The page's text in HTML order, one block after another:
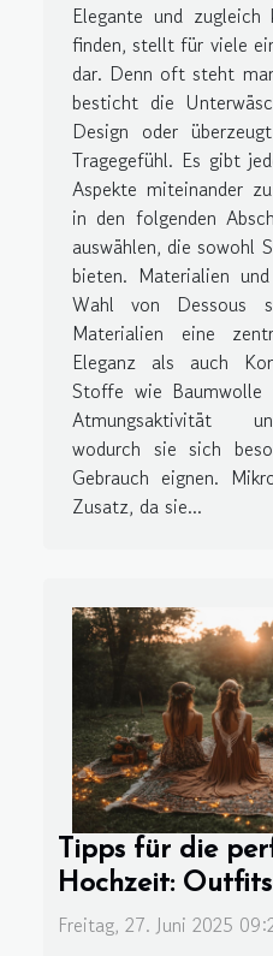
Elegante und
finden, stellt für viele
dar. Denn oft steht
besticht die
Design oder
Tragegefühl. Es gibt
Aspekte miteinander
in den folgenden
auswählen, die sowohl
bieten. Materialien
Wahl von Dessous
Materialien eine
Eleganz als auch
Stoffe wie Baumwolle
Atmungsaktivität
wodurch sie sich
Gebrauch eignen.
Zusatz, da sie...
Tipps für die
Hochzeit:
Freitag, 27. Juni 2025